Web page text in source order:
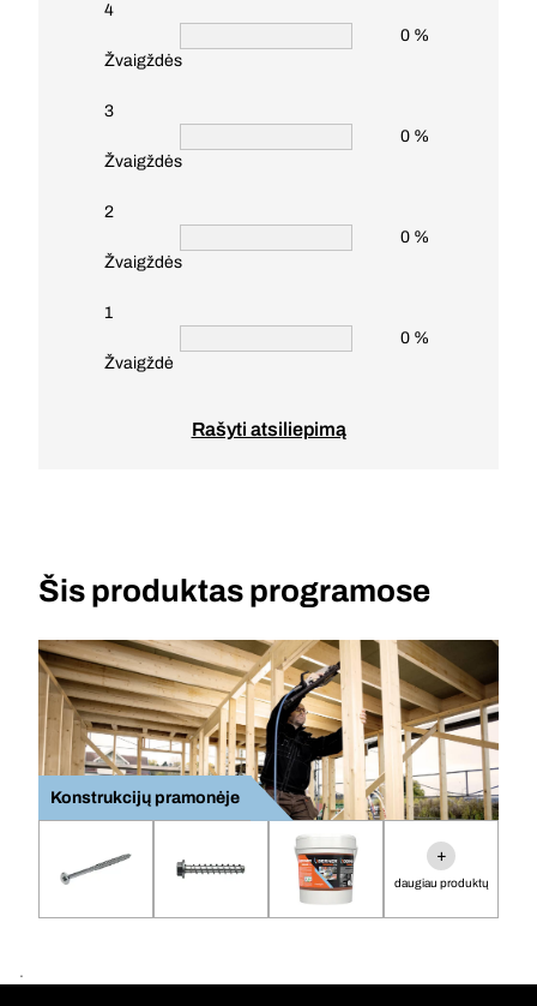
4
Žvaigždės
0 %
3
Žvaigždės
0 %
2
Žvaigždės
0 %
1
Žvaigždė
0 %
Rašyti atsiliepimą
Šis produktas programose
Konstrukcijų pramonėje
+
daugiau produktų
.